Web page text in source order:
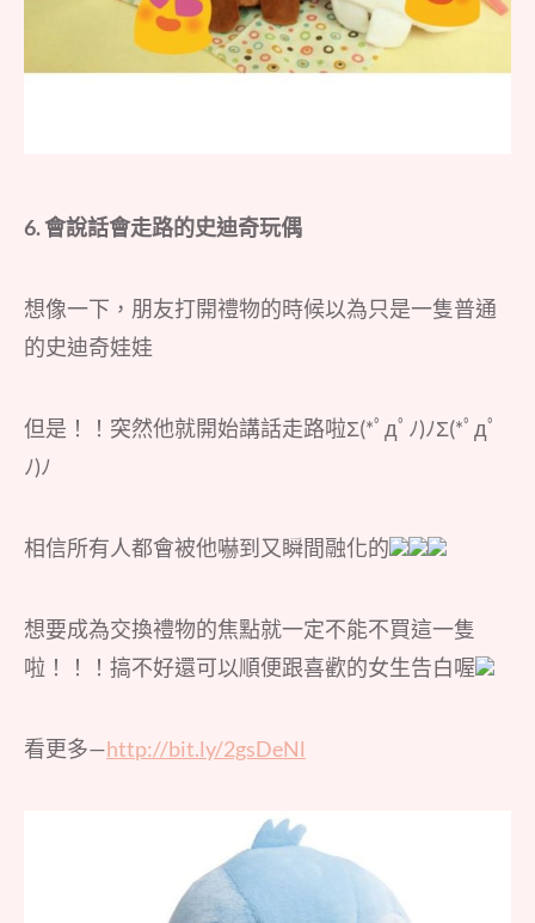
6. 會說話會走路的史迪奇玩偶
想像一下，朋友打開禮物的時候以為只是一隻普通
的史迪奇娃娃
但是！！突然他就開始講話走路啦Σ(*ﾟдﾟﾉ)ﾉΣ(*ﾟдﾟ
ﾉ)ﾉ
相信所有人都會被他嚇到又瞬間融化的
想要成為交換禮物的焦點就一定不能不買這一隻
啦！！！搞不好還可以順便跟喜歡的女生告白喔
看更多—http://bit.ly/2gsDeNl